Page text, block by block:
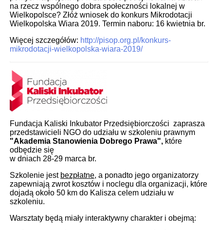
na rzecz wspólnego dobra społeczności lokalnej w
Wielkopolsce? Złóż wniosek do konkurs Mikrodotacji
Wielkopolska Wiara 2019. Termin naboru: 16 kwietnia br.
Więcej szczegółów: http://pisop.org.pl/konkurs-
mikrodotacji-wielkopolska-wiara-2019/
Fundacja Kaliski Inkubator Przedsiębiorczości zaprasza
przedstawicieli NGO do udziału w szkoleniu prawnym
"Akademia Stanowienia Dobrego Prawa", które
odbędzie się
w dniach 28-29 marca br.
Szkolenie jest bezpłatne, a ponadto jego organizatorzy
zapewniają zwrot kosztów i noclegu dla organizacji, które
dojadą około 50 km do Kalisza celem udziału w
szkoleniu.
Warsztaty będą miały interaktywny charakter i obejmą: